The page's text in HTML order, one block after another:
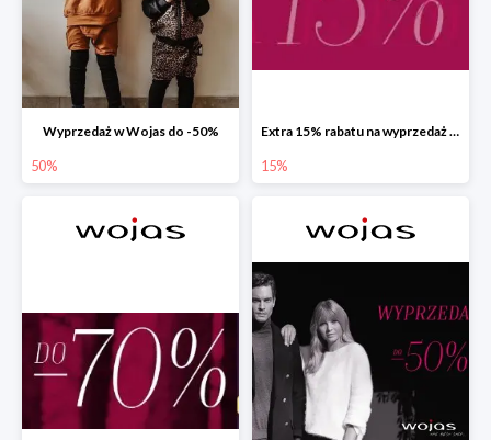
Wyprzedaż w Wojas do -50%
50%
Extra 15% rabatu na wyprzedaż w Wojas z kodem rabatowym
15%